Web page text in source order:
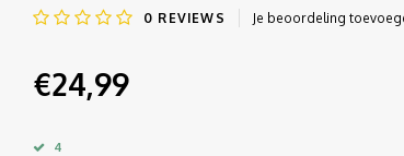
0 REVIEWS Je beoordeling
€24,99
4